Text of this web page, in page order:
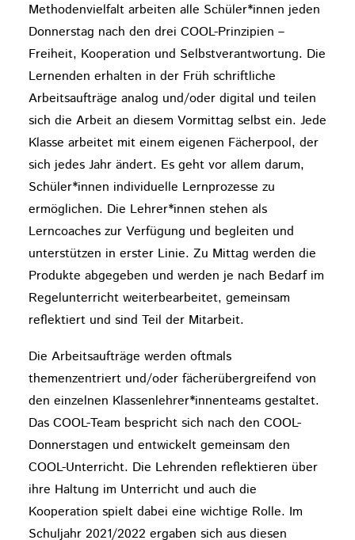
Methodenvielfalt arbeiten alle Schüler*innen jeden
Donnerstag nach den drei COOL-Prinzipien –
Freiheit, Kooperation und Selbstverantwortung. Die
Lernenden erhalten in der Früh schriftliche
Arbeitsaufträge analog und/oder digital und teilen
sich die Arbeit an diesem Vormittag selbst ein. Jede
Klasse arbeitet mit einem eigenen Fächerpool, der
sich jedes Jahr ändert. Es geht vor allem darum,
Schüler*innen individuelle Lernprozesse zu
ermöglichen. Die Lehrer*innen stehen als
Lerncoaches zur Verfügung und begleiten und
unterstützen in erster Linie. Zu Mittag werden die
Produkte abgegeben und werden je nach Bedarf im
Regelunterricht weiterbearbeitet, gemeinsam
reflektiert und sind Teil der Mitarbeit.
Die Arbeitsaufträge werden oftmals
themenzentriert und/oder fächerübergreifend von
den einzelnen Klassenlehrer*innenteams gestaltet.
Das COOL-Team bespricht sich nach den COOL-
Donnerstagen und entwickelt gemeinsam den
COOL-Unterricht. Die Lehrenden reflektieren über
ihre Haltung im Unterricht und auch die
Kooperation spielt dabei eine wichtige Rolle. Im
Schuljahr 2021/2022 ergaben sich aus diesen